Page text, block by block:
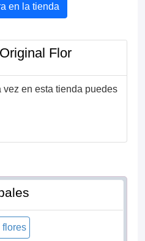
en la tienda
Flor
en esta tienda puedes
flores